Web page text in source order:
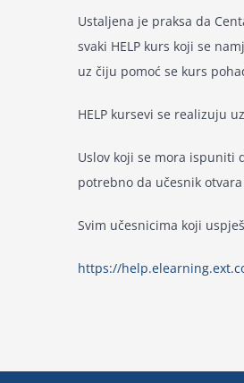
Ustaljena je praksa da
svaki HELP kurs koji se
uz čiju pomoć se kurs
HELP kursevi se realizuju
Uslov koji se mora ispuniti
potrebno da učesnik
Svim učesnicima koji
https://